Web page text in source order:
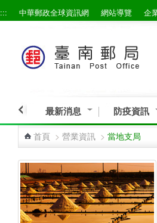
跳到主要內容區塊
::: 中華郵政全球資訊網 網站導覽 企
最新消息 防疫資訊
首頁 > 營業資訊 > 當地支局